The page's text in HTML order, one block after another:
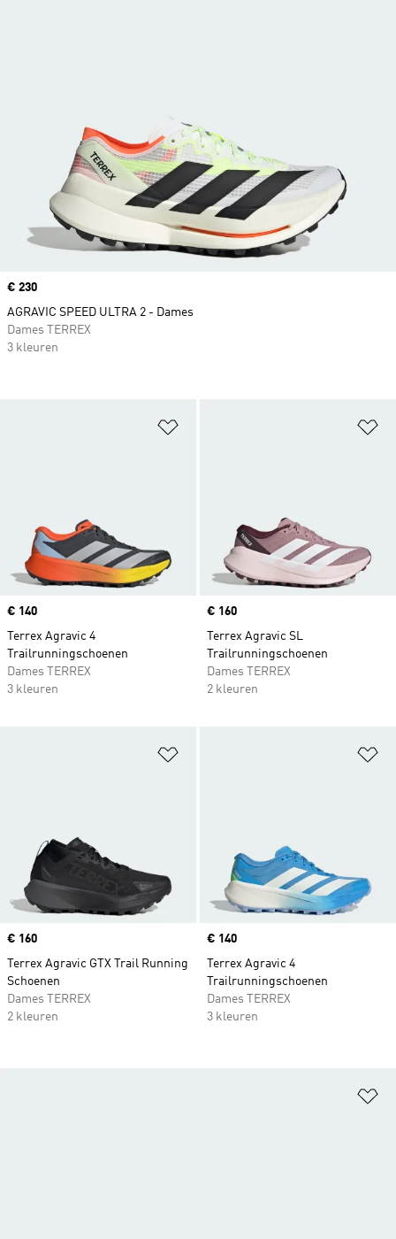
Price
€ 140
Terrex Agravic 4
Trailrunningschoenen
Dames TERREX
3 kleuren
Price
€ 160
Terrex Agravic SL
Trailrunningschoenen
Dames TERREX
2 kleuren
Price
€ 160
Terrex Agravic GTX Trail Running
Schoenen
Dames TERREX
2 kleuren
Price
€ 140
Terrex Agravic 4
Trailrunningschoenen
Dames TERREX
3 kleuren
Price
€ 230
AGRAVIC SPEED ULTRA 2 - Dames
Dames TERREX
3 kleuren